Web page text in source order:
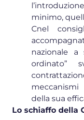
minimo,
Cnel
nazionale
ordinato”
della sua
Lo schiaffo della